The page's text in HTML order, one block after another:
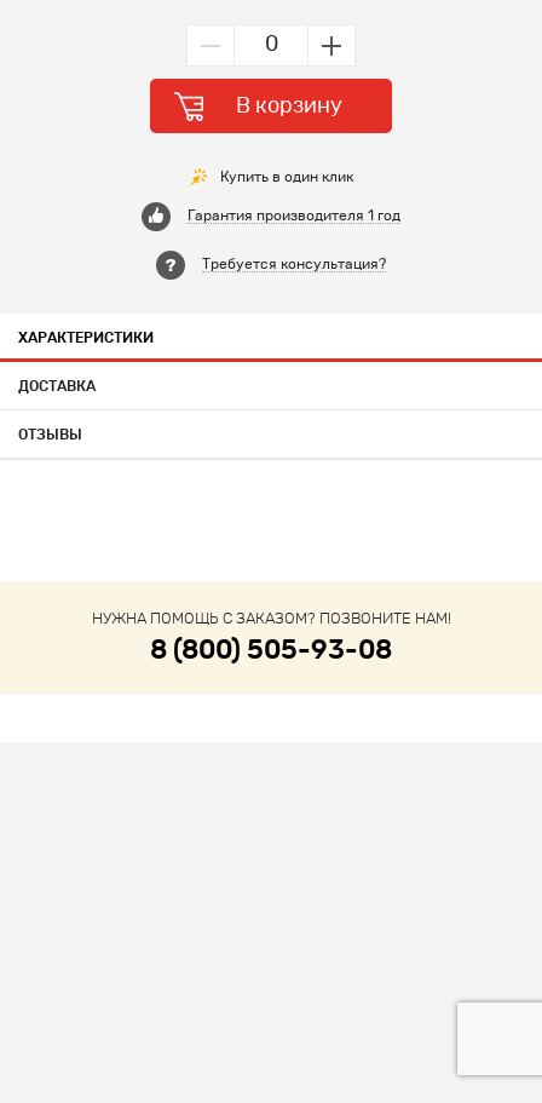
В корзину
Купить в один клик
Гарантия производителя 1 год
Требуется консультация?
ХАРАКТЕРИСТИКИ
ДОСТАВКА
ОТЗЫВЫ
НУЖНА ПОМОЩЬ С ЗАКАЗОМ? ПОЗВОНИТЕ НАМ!
8 (800) 505-93-08